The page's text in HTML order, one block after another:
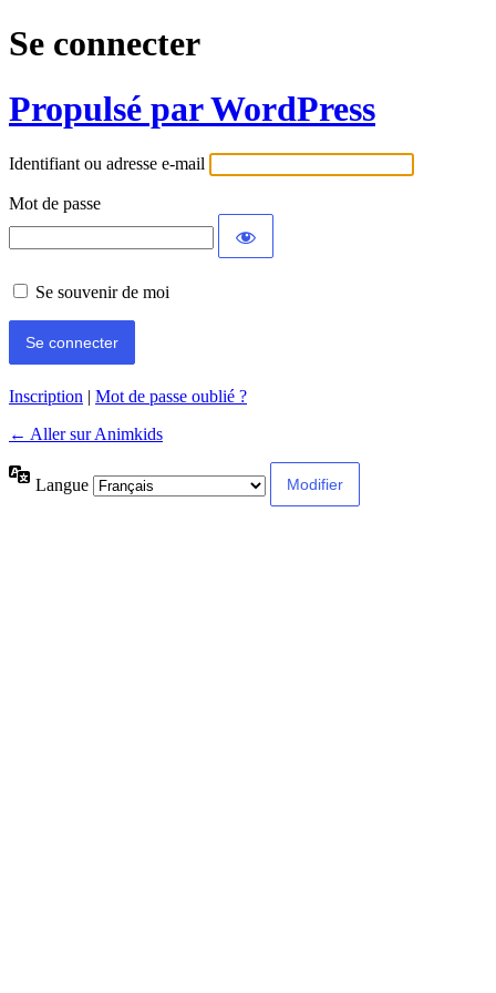
Se connecter
Propulsé par WordPress
Identifiant ou adresse e-mail
Mot de passe
Se souvenir de moi
Inscription | Mot de passe oublié ?
← Aller sur Animkids
Langue